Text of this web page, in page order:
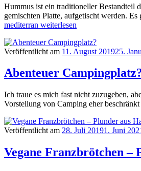
Hummus ist ein traditioneller Bestandteil
gemischten Platte, aufgetischt werden.
mediterran weiterlesen
Veröffentlicht am 11. August 201925.
Abenteuer
Ich traue es mich fast nicht zuzugeben,
Vorstellung von Camping eher
Veröffentlicht am 28. Juli 20191. Juni
Vegane Franzbrötchen –